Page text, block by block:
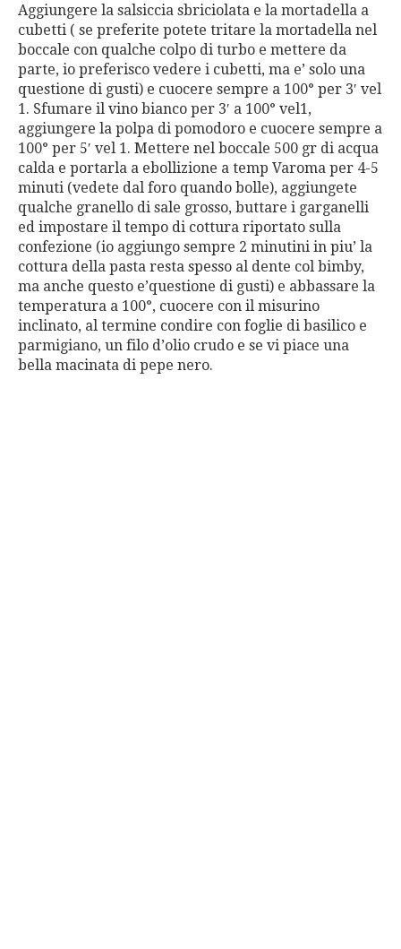
Aggiungere la salsiccia sbriciolata e la mortadella a
cubetti ( se preferite potete tritare la mortadella nel
boccale con qualche colpo di turbo e mettere da
parte, io preferisco vedere i cubetti, ma e’ solo una
questione di gusti) e cuocere sempre a 100° per 3′ vel
1. Sfumare il vino bianco per 3′ a 100° vel1,
aggiungere la polpa di pomodoro e cuocere sempre a
100° per 5′ vel 1. Mettere nel boccale 500 gr di acqua
calda e portarla a ebollizione a temp Varoma per 4-5
minuti (vedete dal foro quando bolle), aggiungete
qualche granello di sale grosso, buttare i garganelli
ed impostare il tempo di cottura riportato sulla
confezione (io aggiungo sempre 2 minutini in piu’ la
cottura della pasta resta spesso al dente col bimby,
ma anche questo e’questione di gusti) e abbassare la
temperatura a 100°, cuocere con il misurino
inclinato, al termine condire con foglie di basilico e
parmigiano, un filo d’olio crudo e se vi piace una
bella macinata di pepe nero.